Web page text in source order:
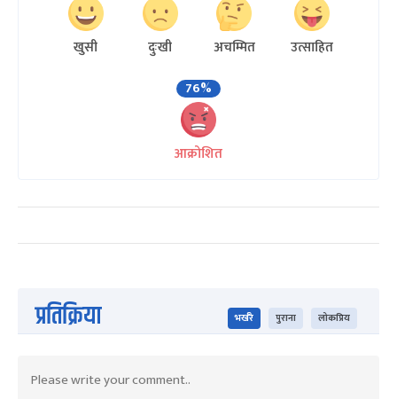
खुसी दुःखी अचम्मित
उत्साहित
76%
आक्रोशित
प्रतिक्रिया भर्खरै पुराना लोकप्रिय